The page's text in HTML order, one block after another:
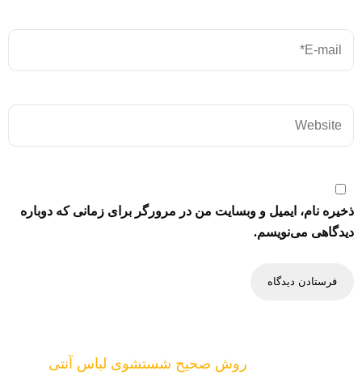
ذخیره نام، ایمیل و وبسایت من در مرورگر برای زمانی که دوباره
دیدگاهی می‌نویسم.
روش صحیح شستشوی لباس آنتی